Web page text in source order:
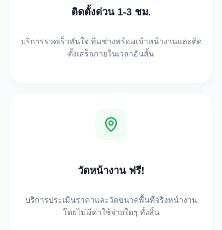
ติดตั้งด่วน 1-3 ชม.
บริการรวดเร็วทันใจ ทีมช่างพร้อมเข้าหน้างานและติด
ตั้งเสร็จภายในเวลาอันสั้น
วัดหน้างาน ฟรี!
บริการประเมินราคาและวัดขนาดพื้นที่จริงหน้างาน
โดยไม่มีค่าใช้จ่ายใดๆ ทั้งสิ้น